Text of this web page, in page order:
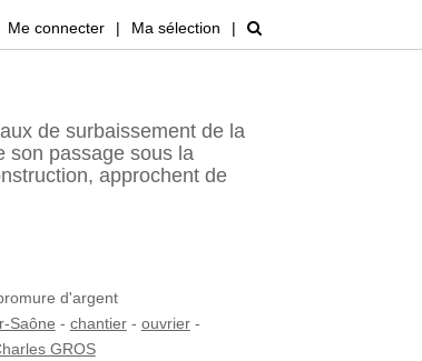
Me connecter | Ma sélection |
de surbaissement de la
son passage sous la
approchent de
d'argent
Saône - chantier- ouvrier-
GROS